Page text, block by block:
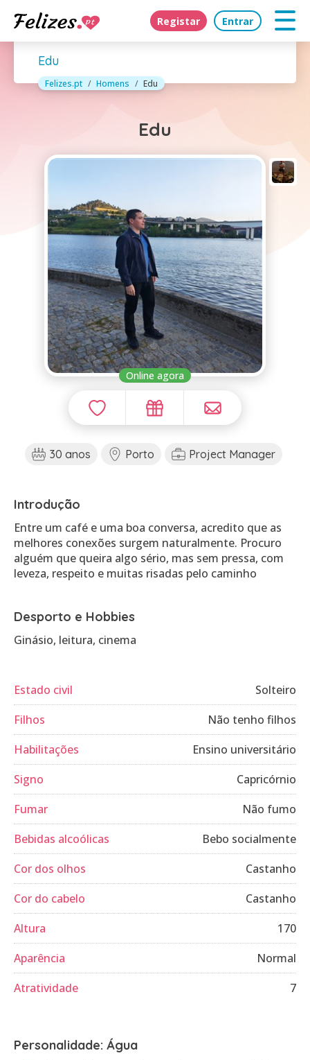
Registar Entrar
Edu
Felizes.pt Homens Edu
Edu
Online agora
30 anos Porto Project Manager
Introdução
Entre um café e uma boa conversa, acredito que as
melhores conexões surgem naturalmente. Procuro
alguém que queira algo sério, mas sem pressa, com
leveza, respeito e muitas risadas pelo caminho
Desporto e Hobbies
Ginásio, leitura, cinema
Estado civil
Solteiro
Filhos
Não tenho filhos
Habilitações
Ensino universitário
Signo
Capricórnio
Fumar
Não fumo
Bebidas alcoólicas
Bebo socialmente
Cor dos olhos
Castanho
Cor do cabelo
Castanho
Altura
170
Aparência
Normal
Atratividade
7
Personalidade: Água